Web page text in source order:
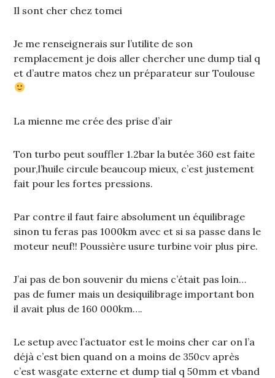
Il sont cher chez tomei
Je me renseignerais sur l’utilite de son
remplacement je dois aller chercher une dump tial q
et d’autre matos chez un préparateur sur Toulouse
La mienne me crée des prise d’air
Ton turbo peut souffler 1.2bar la butée 360 est faite
pour,l’huile circule beaucoup mieux, c’est justement
fait pour les fortes pressions.
Par contre il faut faire absolument un équilibrage
sinon tu feras pas 1000km avec et si sa passe dans le
moteur neuf!! Poussière usure turbine voir plus pire.
J’ai pas de bon souvenir du miens c’était pas loin…
pas de fumer mais un desiquilibrage important bon
il avait plus de 160 000km….
Le setup avec l’actuator est le moins cher car on l’a
déjà c’est bien quand on a moins de 350cv après
c’est wasgate externe et dump tial q 50mm et vband